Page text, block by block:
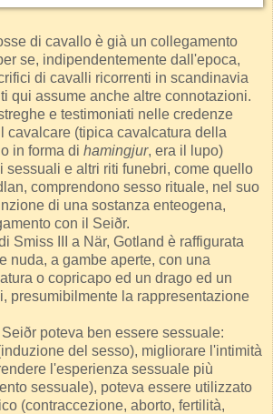
di cavallo è già un collegamento
se, indipendentemente dall'epoca,
di cavalli ricorrenti in scandinavia
qui assume anche altre connotazioni.
e testimoniati nelle credenze
cavalcare (tipica cavalcatura della
in forma di hamingjur, era il lupo)
sessuali e altri riti funebri, come quello
comprendono sesso rituale, nel suo
di una sostanza enteogena,
con il Seiðr.
Smiss III a När, Gotland è raffigurata
nuda, a gambe aperte, con una
o copricapo ed un drago ed un
presumibilmente la rappresentazione
poteva ben essere sessuale:
del sesso), migliorare l'intimità
l'esperienza sessuale più
sessuale), poteva essere utilizzato
(contraccezione, aborto, fertilità,